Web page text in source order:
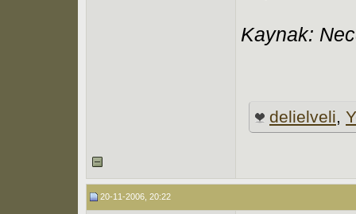
Kaynak:
delielveli,
20-11-2006, 20:22